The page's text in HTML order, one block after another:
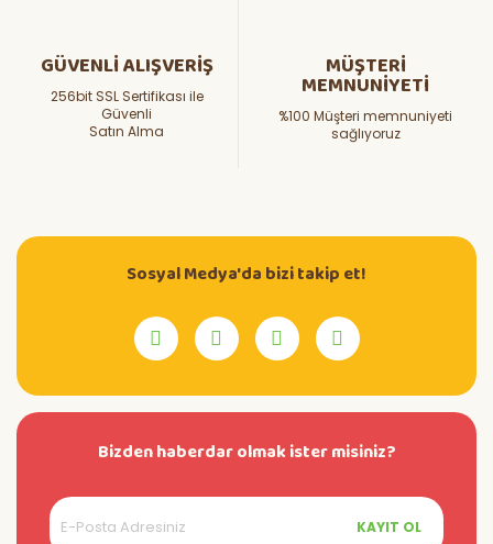
GÜVENLİ ALIŞVERİŞ
256bit SSL Sertifikası ile
Güvenli
Satın Alma
MÜŞTERİ
MEMNUNİYETİ
%100 Müşteri memnuniyeti
sağlıyoruz
Sosyal Medya'da bizi takip et!
Bizden haberdar olmak ister misiniz?
KAYIT OL